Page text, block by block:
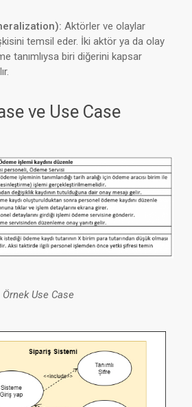
Aktörler ve olaylar
temsil eder. İki aktör ya da olay
tanımlıysa biri diğerini kapsar
ve Use Case
Örnek Use Case